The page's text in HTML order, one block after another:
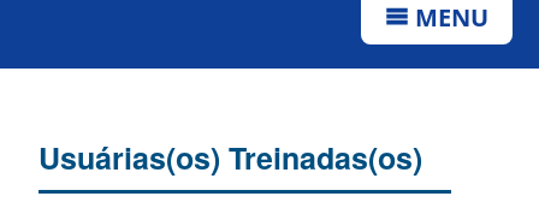
MENU
Usuárias(os) Treinadas(os)